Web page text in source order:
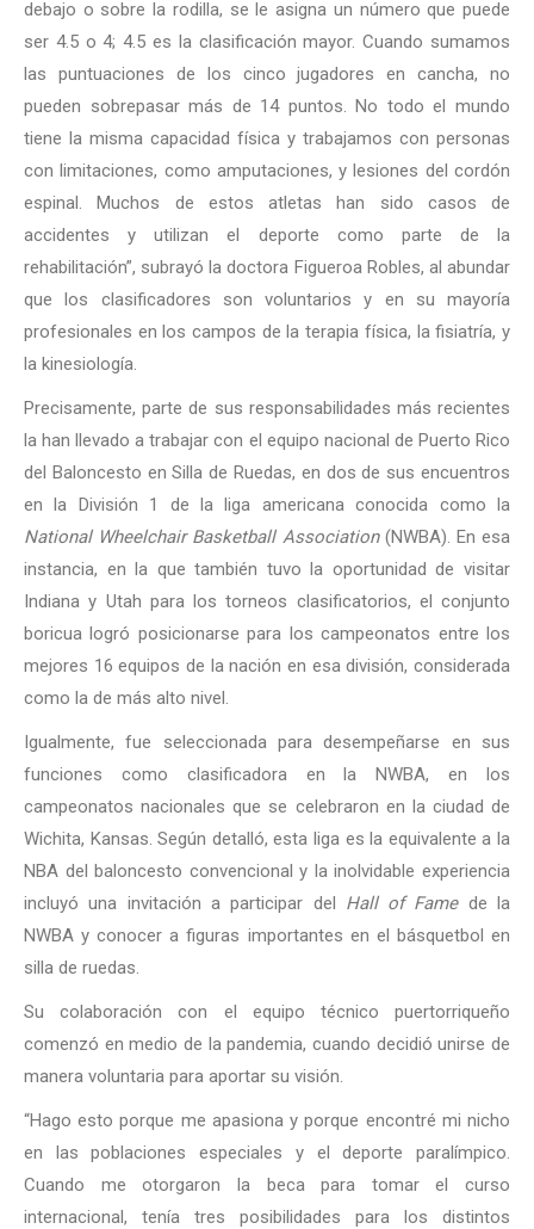
debajo o sobre la rodilla, se le asigna un número que puede
ser 4.5 o 4; 4.5 es la clasificación mayor. Cuando sumamos
las puntuaciones de los cinco jugadores en cancha, no
pueden sobrepasar más de 14 puntos. No todo el mundo
tiene la misma capacidad física y trabajamos con personas
con limitaciones, como amputaciones, y lesiones del cordón
espinal. Muchos de estos atletas han sido casos de
accidentes y utilizan el deporte como parte de la
rehabilitación”, subrayó la doctora Figueroa Robles, al abundar
que los clasificadores son voluntarios y en su mayoría
profesionales en los campos de la terapia física, la fisiatría, y
la kinesiología.
Precisamente, parte de sus responsabilidades más recientes
la han llevado a trabajar con el equipo nacional de Puerto Rico
del Baloncesto en Silla de Ruedas, en dos de sus encuentros
en la División 1 de la liga americana conocida como la
National Wheelchair Basketball Association(NWBA). En esa
instancia, en la que también tuvo la oportunidad de visitar
Indiana y Utah para los torneos clasificatorios, el conjunto
boricua logró posicionarse para los campeonatos entre los
mejores 16 equipos de la nación en esa división, considerada
como la de más alto nivel.
Igualmente, fue seleccionada para desempeñarse en sus
funciones como clasificadora en la NWBA, en los
campeonatos nacionales que se celebraron en la ciudad de
Wichita, Kansas. Según detalló, esta liga es la equivalente a la
NBA del baloncesto convencional y la inolvidable experiencia
incluyó una invitación a participar del Hall of Famede la
NWBA y conocer a figuras importantes en el básquetbol en
silla de ruedas.
Su colaboración con el equipo técnico puertorriqueño
comenzó en medio de la pandemia, cuando decidió unirse de
manera voluntaria para aportar su visión.
“Hago esto porque me apasiona y porque encontré mi nicho
en las poblaciones especiales y el deporte paralímpico.
Cuando me otorgaron la beca para tomar el curso
internacional, tenía tres posibilidades para los distintos